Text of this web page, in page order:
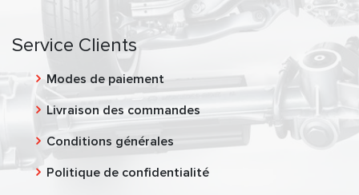
Service Clients
Modes de paiement
Livraison des commandes
Conditions générales
Politique de confidentialité